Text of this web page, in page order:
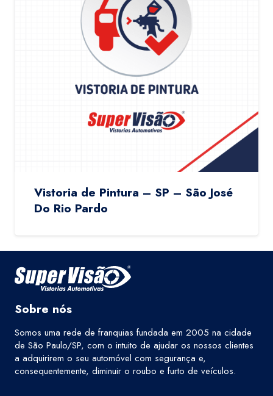
Vistoria de Pintura – SP – São José
Do Rio Pardo
Sobre nós
Somos uma rede de franquias fundada em 2005 na cidade
de São Paulo/SP, com o intuito de ajudar os nossos clientes
a adquirirem o seu automóvel com segurança e,
consequentemente, diminuir o roubo e furto de veículos.